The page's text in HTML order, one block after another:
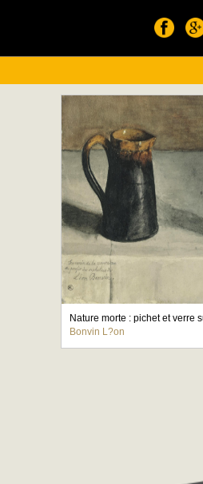
Nature morte : pichet et verre
Bonvin L?on